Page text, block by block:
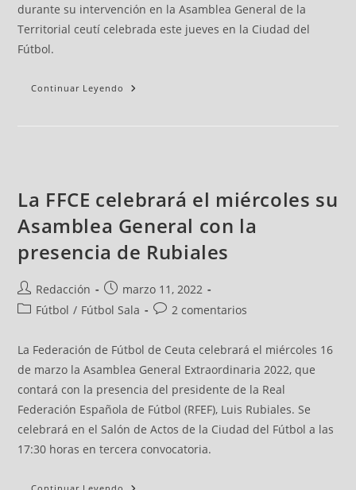
durante su intervención en la Asamblea General de la
Territorial ceutí celebrada este jueves en la Ciudad del
Fútbol.
Continuar Leyendo
La FFCE celebrará el miércoles su
Asamblea General con la
presencia de Rubiales
Redacción
marzo 11, 2022
Fútbol / Fútbol Sala 2 comentarios
La Federación de Fútbol de Ceuta celebrará el miércoles 16
de marzo la Asamblea General Extraordinaria 2022, que
contará con la presencia del presidente de la Real
Federación Española de Fútbol (RFEF), Luis Rubiales. Se
celebrará en el Salón de Actos de la Ciudad del Fútbol a las
17:30 horas en tercera convocatoria.